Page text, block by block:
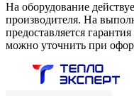
На оборудование
производителя. На
предоставляется
можно уточнить при